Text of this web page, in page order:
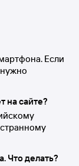
Если
на сайте?
Что делать?